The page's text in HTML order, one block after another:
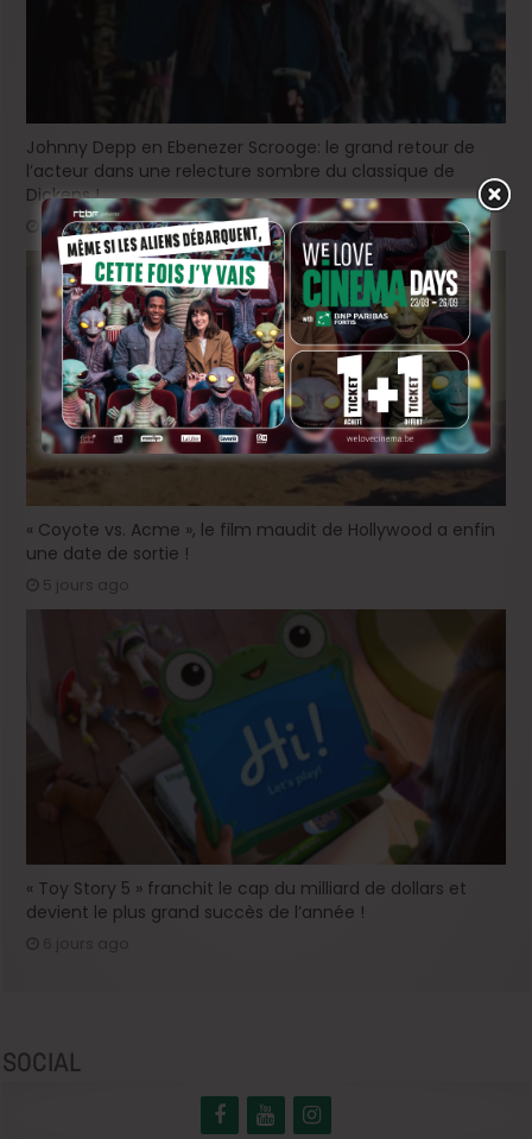
Johnny Depp en Ebenezer Scrooge: le grand retour de
l’acteur dans une relecture sombre du classique de
Dickens !
3 jours ago
« Coyote vs. Acme », le film maudit de Hollywood a enfin
une date de sortie !
5 jours ago
« Toy Story 5 » franchit le cap du milliard de dollars et
devient le plus grand succès de l’année !
SOCIAL